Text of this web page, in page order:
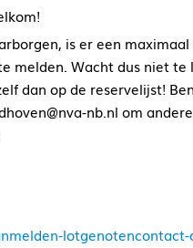
is er een
melden. Wacht dus niet
dan op de reservelijst!
nb.nl om